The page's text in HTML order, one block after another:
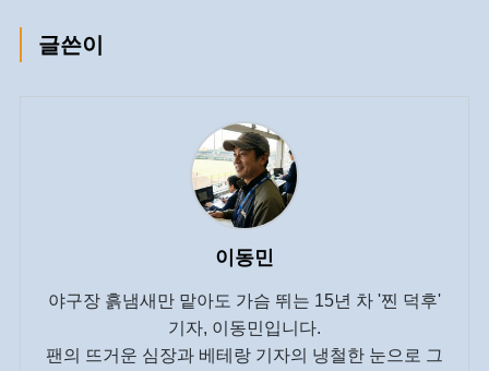
글쓴이
이동민
야구장 흙냄새만 맡아도 가슴 뛰는 15년 차 '찐 덕후'
기자, 이동민입니다.
팬의 뜨거운 심장과 베테랑 기자의 냉철한 눈으로 그